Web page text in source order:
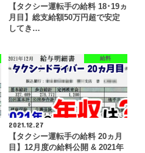
【タクシー運転手の給料 18･19ヵ
月目】総支給額50万円超で安定
してき…
給料
2021.12.27
【タクシー運転手の給料 20ヵ月
目】12月度の給料公開 & 2021年